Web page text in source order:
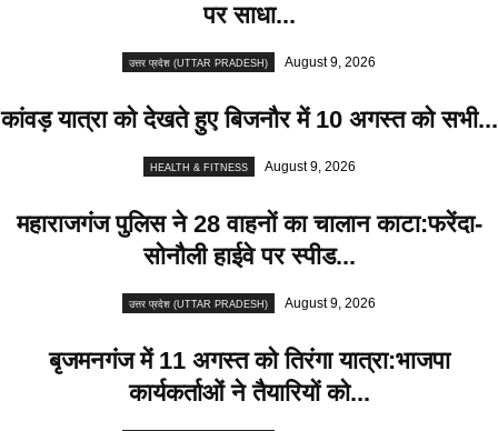
पर साधा...
उत्तर प्रदेश (UTTAR PRADESH) August 9, 2026
कांवड़ यात्रा को देखते हुए बिजनौर में 10 अगस्त को सभी...
HEALTH & FITNESS August 9, 2026
महाराजगंज पुलिस ने 28 वाहनों का चालान काटा:फरेंदा-
सोनौली हाईवे पर स्पीड...
उत्तर प्रदेश (UTTAR PRADESH) August 9, 2026
बृजमनगंज में 11 अगस्त को तिरंगा यात्रा:भाजपा
कार्यकर्ताओं ने तैयारियों को...